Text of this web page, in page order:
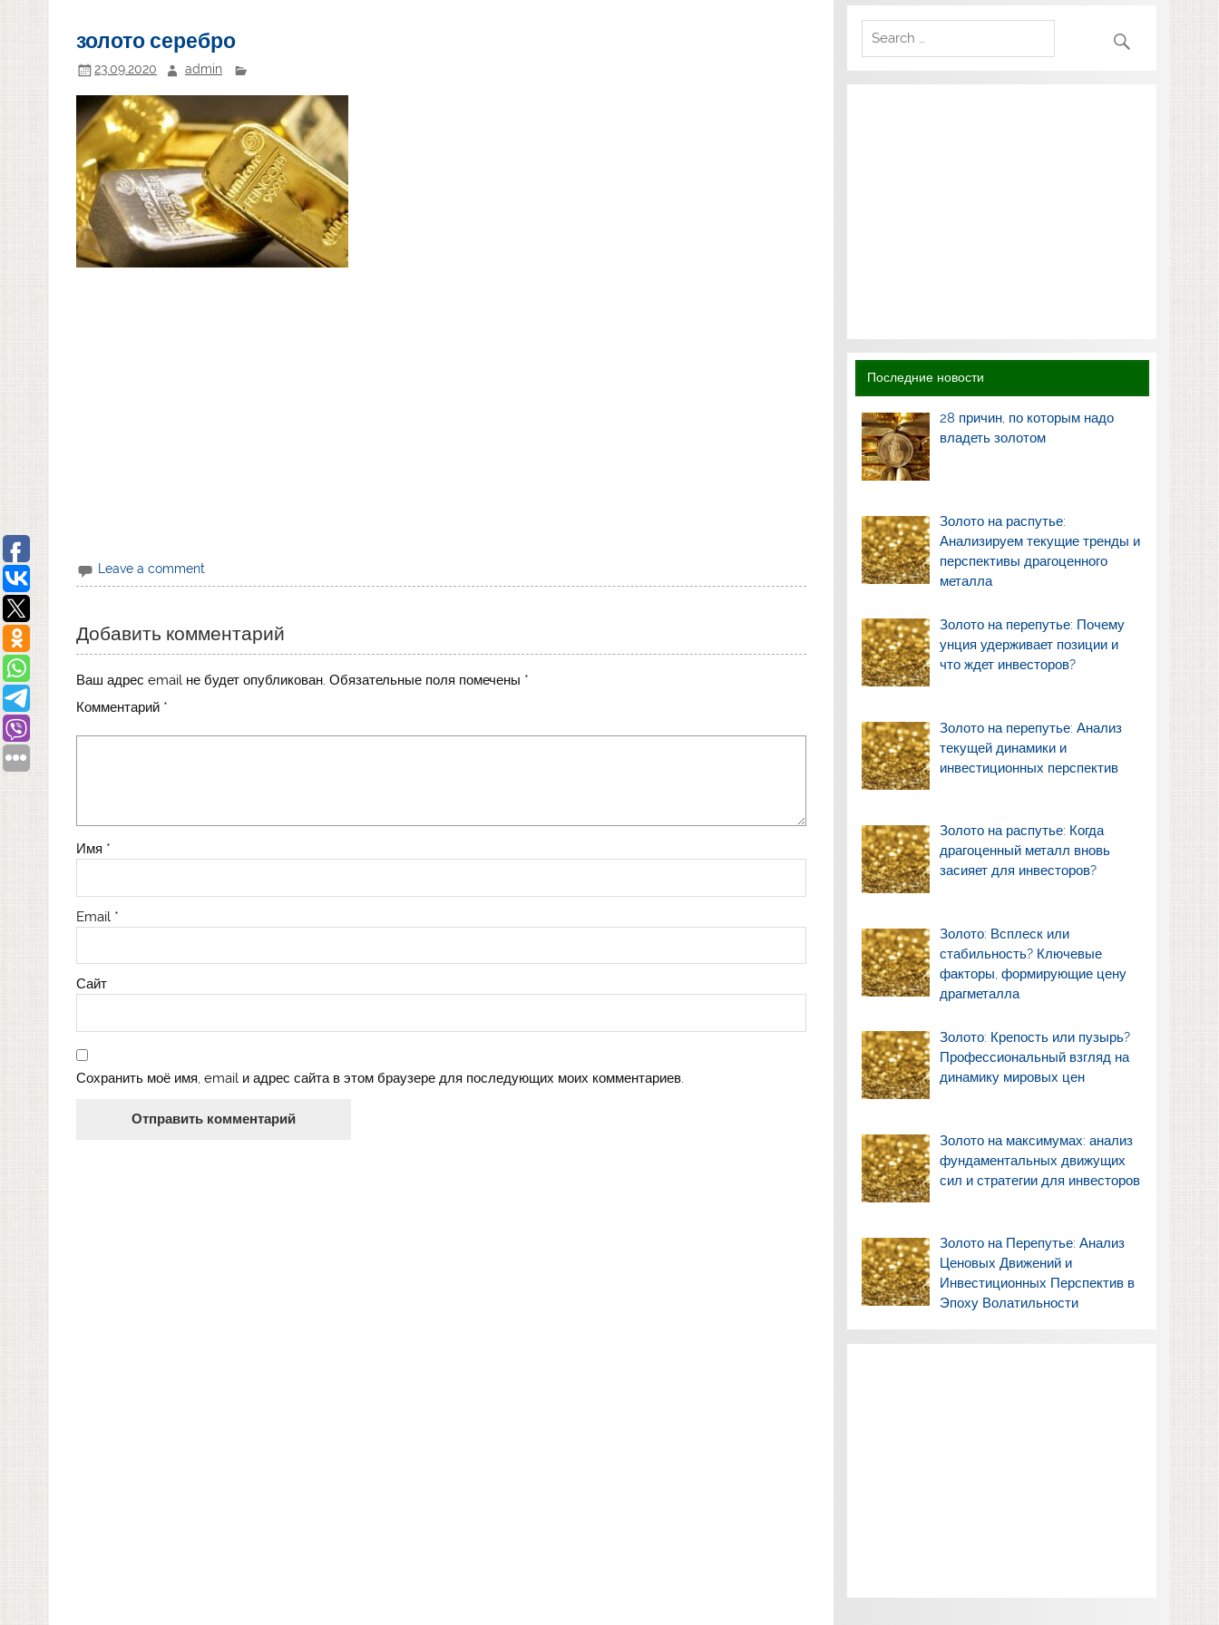
золото серебро
23.09.2020 admin
Leave a comment
Добавить комментарий
Ваш адрес email не будет опубликован. Обязательные поля помечены *
Комментарий *
Имя *
Email *
Сайт
Сохранить моё имя, email и адрес сайта в этом браузере для последующих моих комментариев.
Последние новости
28 причин, по которым надо
владеть золотом
Золото на распутье:
Анализируем текущие тренды и
перспективы драгоценного
металла
Золото на перепутье: Почему
унция удерживает позиции и
что ждет инвесторов?
Золото на перепутье: Анализ
текущей динамики и
инвестиционных перспектив
Золото на распутье: Когда
драгоценный металл вновь
засияет для инвесторов?
Золото: Всплеск или
стабильность? Ключевые
факторы, формирующие цену
драгметалла
Золото: Крепость или пузырь?
Профессиональный взгляд на
динамику мировых цен
Золото на максимумах: анализ
фундаментальных движущих
сил и стратегии для инвесторов
Золото на Перепутье: Анализ
Ценовых Движений и
Инвестиционных Перспектив в
Эпоху Волатильности